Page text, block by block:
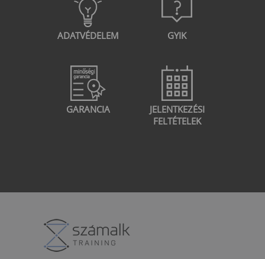
ADATVÉDELEM GYIK
GARANCIA
JELENTKEZÉSI
FELTÉTELEK